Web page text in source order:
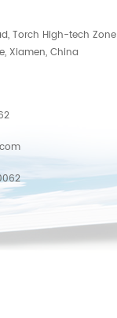
Torch High-tech Zone
Xiamen, China